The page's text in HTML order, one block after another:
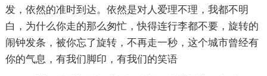
发，依然的准时到达。依然是对人爱理不理，我都不明
白，为什么你走的那么匆忙，快得连行李都不要，旋转的
闹钟发条，被你忘了旋转，不再走一秒，这个城市曾经有
你的气息，有我们脚印，有我们的笑语